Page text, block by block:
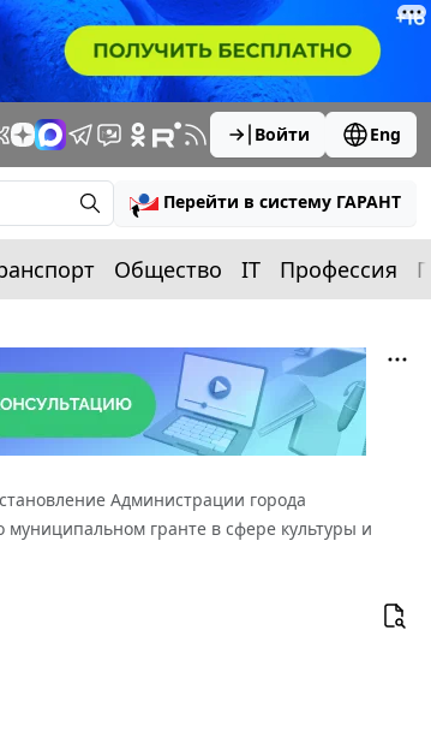
Войти Eng
Перейти в систему ГАРАНТ
Общество IT Профессия
Администрации города
гранте в сфере культуры и